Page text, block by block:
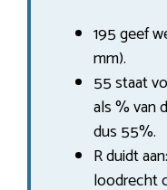
195 geef
mm).
55 staat
als % van
dus 55%.
R duidt
loodrecht